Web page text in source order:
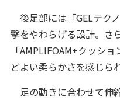
後足部には「GELテク
撃をやわらげる設計。さ
「AMPLIFOAM+クッシ
どよい柔らかさを感じら
足の動きに合わせて伸